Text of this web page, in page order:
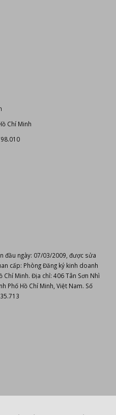
Chí Minh
đầu ngày: 07/03/2009, được sửa
cấp: Phòng Đăng ký kinh doanh
Chí Minh. Địa chỉ: 406 Tân Sơn Nhì
Phố Hồ Chí Minh, Việt Nam. Số